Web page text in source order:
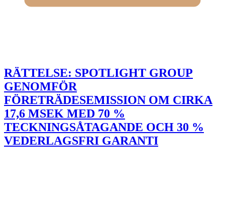
RÄTTELSE: SPOTLIGHT GROUP
GENOMFÖR
FÖRETRÄDESEMISSION OM CIRKA
17,6 MSEK MED 70 %
TECKNINGSÅTAGANDE OCH 30 %
VEDERLAGSFRI GARANTI